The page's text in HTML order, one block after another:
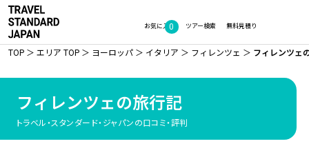
お気に入り
0 無料見積り
ツアー検索
TOP エリア TOP ヨーロッパ イタリア フィレンツェ フィレンツェ
フィレンツェの旅行記
トラベル・スタンダード・ジャパンの口コミ・評判
4年越しのリベンジ！ローマ・フィレンツェ・
ベネチアで美食と歴史を満喫した家族旅行